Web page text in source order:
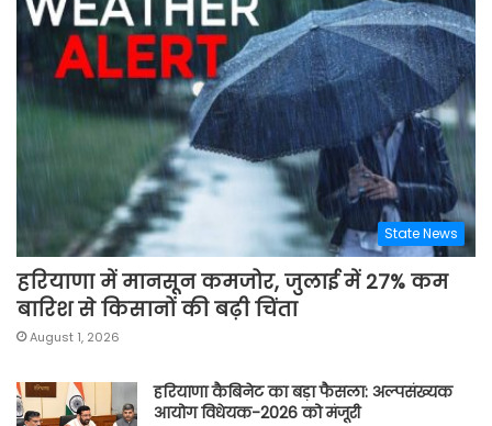
State News
हरियाणा में मानसून कमजोर, जुलाई में 27% कम
बारिश से किसानों की बढ़ी चिंता
August 1, 2026
हरियाणा कैबिनेट का बड़ा फैसला: अल्पसंख्यक
आयोग विधेयक-2026 को मंजूरी